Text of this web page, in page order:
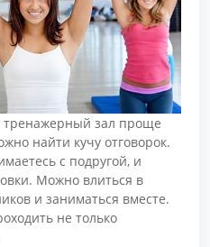
тренажерный зал проще
найти кучу отговорок.
с подругой, и
Можно влиться в
и заниматься вместе.
не только